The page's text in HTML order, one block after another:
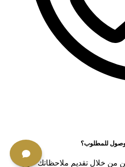
للمطلوب؟
من خلال تقديم ملاحظاتك حول